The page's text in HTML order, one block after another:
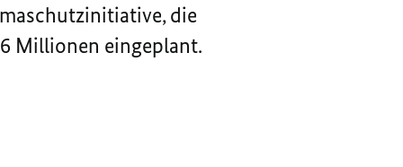
die
Millionen eingeplant.